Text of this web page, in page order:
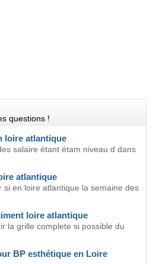
questions !
loire atlantique
salaire étant étam niveau d dans
atlantique
si en loire atlantique la semaine des
loire atlantique
la grille complete si possible du
BP esthétique en Loire